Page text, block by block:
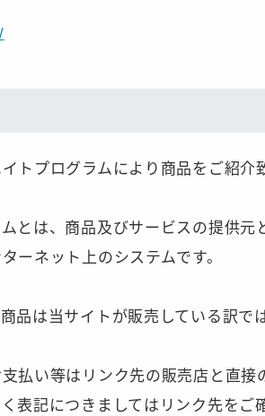
トプログラムにより商品をご紹介
とは、商品及びサービスの提供元
ーネット上のシステムです。
品は当サイトが販売している訳で
払い等はリンク先の販売店と直接
表記につきましてはリンク先をご